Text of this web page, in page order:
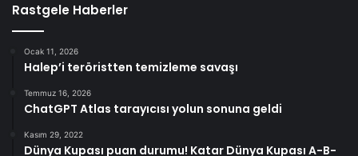
Rastgele Haberler
Ocak 11, 2026
Halep’i teröristten temizleme savaşı
Temmuz 16, 2026
ChatGPT Atlas tarayıcısı yolun sonuna geldi
Kasım 29, 2022
Dünya Kupası puan durumu! Katar Dünya Kupası A-B-